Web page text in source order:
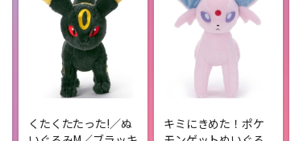
くたくたたった!／ぬ
キミにきめた！ポケ